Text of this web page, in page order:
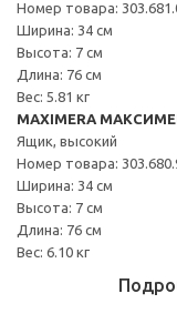
Номер товара:
Ширина: 34 см
Высота: 7 см
Длина: 76 см
Вес: 5.81 кг
MAXIMERA
Ящик, высокий
Номер товара:
Ширина: 34 см
Высота: 7 см
Длина: 76 см
Вес: 6.10 кг